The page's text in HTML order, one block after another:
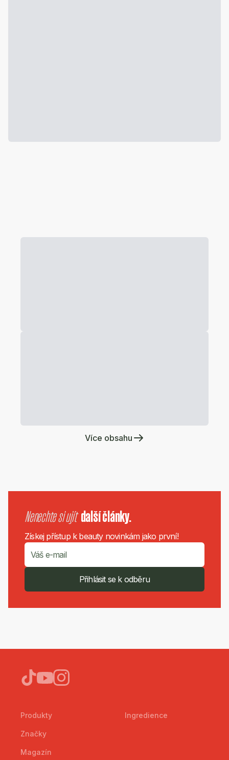
Více obsahu
Nenechte si ujít další články.
Získej přístup k beauty novinkám jako první!
Přihlásit se k odběru
Produkty
Značky
Magazín
Ingredience